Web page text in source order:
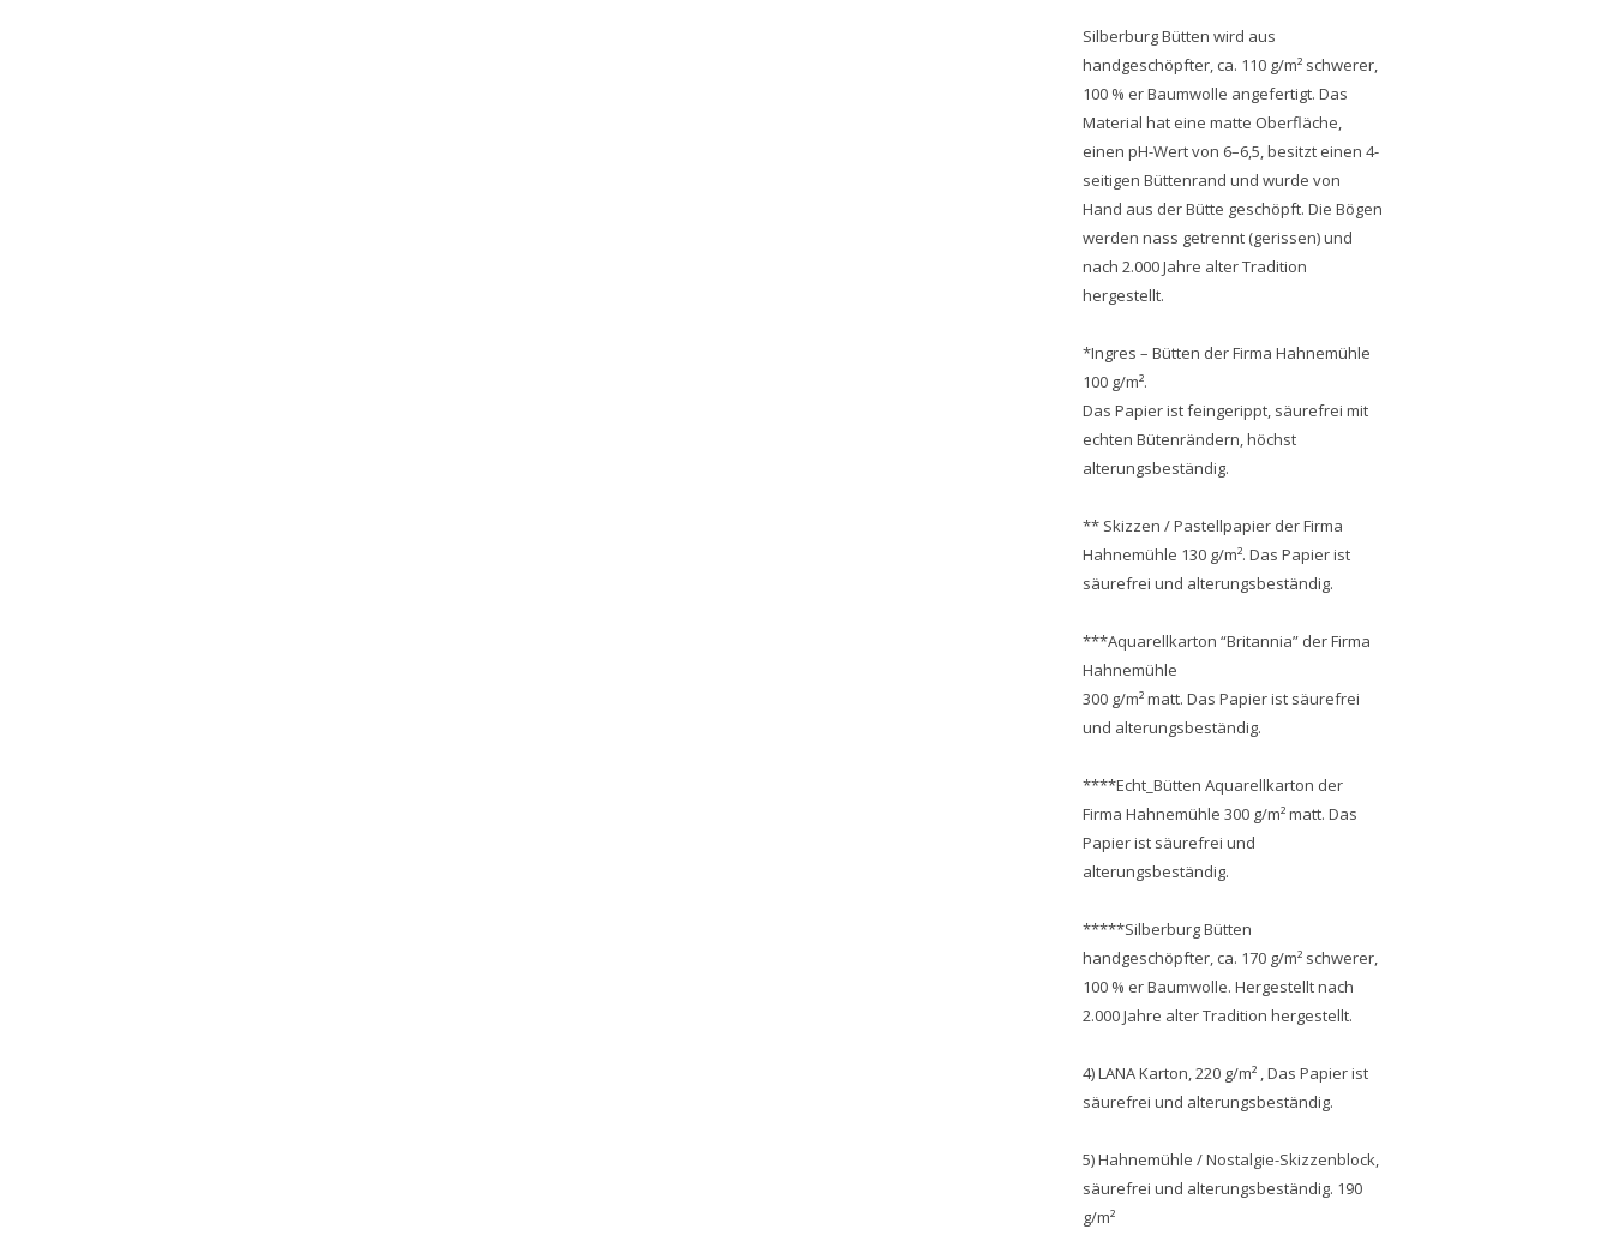
Silberburg Bütten wird aus
handgeschöpfter, ca. 110 g/m² schwerer,
100 % er Baumwolle angefertigt. Das
Material hat eine matte Oberfläche,
einen pH-Wert von 6–6,5, besitzt einen 4-
seitigen Büttenrand und wurde von
Hand aus der Bütte geschöpft. Die Bögen
werden nass getrennt (gerissen) und
nach 2.000 Jahre alter Tradition
hergestellt.
*Ingres – Bütten der Firma Hahnemühle
100 g/m².
Das Papier ist feingerippt, säurefrei mit
echten Bütenrändern, höchst
alterungsbeständig.
** Skizzen / Pastellpapier der Firma
Hahnemühle 130 g/m². Das Papier ist
säurefrei und alterungsbeständig.
***Aquarellkarton “Britannia” der Firma
Hahnemühle
300 g/m² matt. Das Papier ist säurefrei
und alterungsbeständig.
****Echt_Bütten Aquarellkarton der
Firma Hahnemühle 300 g/m² matt. Das
Papier ist säurefrei und
alterungsbeständig.
*****Silberburg Bütten
handgeschöpfter, ca. 170 g/m² schwerer,
100 % er Baumwolle. Hergestellt nach
2.000 Jahre alter Tradition hergestellt.
4) LANA Karton, 220 g/m² , Das Papier ist
säurefrei und alterungsbeständig.
5) Hahnemühle / Nostalgie-Skizzenblock,
säurefrei und alterungsbeständig. 190
g/m²